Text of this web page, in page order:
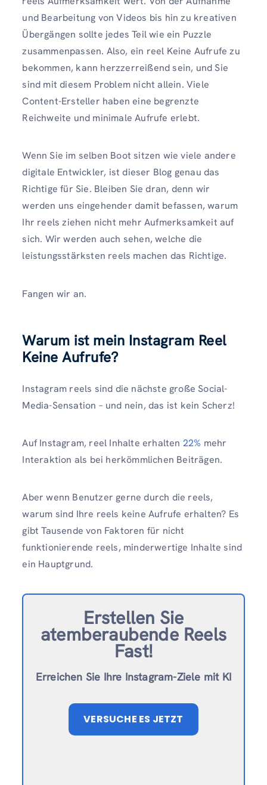
und Bearbeitung von Videos bis hin zu kreativen
Übergängen sollte jedes Teil wie ein Puzzle
zusammenpassen. Also, ein reel Keine Aufrufe zu
bekommen, kann herzzerreißend sein, und Sie
sind mit diesem Problem nicht allein. Viele
Content-Ersteller haben eine begrenzte
Reichweite und minimale Aufrufe erlebt.
Wenn Sie im selben Boot sitzen wie viele andere
digitale Entwickler, ist dieser Blog genau das
Richtige für Sie. Bleiben Sie dran, denn wir
werden uns eingehender damit befassen, warum
Ihr reels ziehen nicht mehr Aufmerksamkeit auf
sich. Wir werden auch sehen, welche die
leistungsstärksten reels machen das Richtige.
Fangen wir an.
Warum ist mein Instagram Reel
Keine Aufrufe?
Instagram reels sind die nächste große Social-
Media-Sensation – und nein, das ist kein Scherz!
Auf Instagram, reel Inhalte erhalten 22% mehr
Interaktion als bei herkömmlichen Beiträgen.
Aber wenn Benutzer gerne durch die reels,
warum sind Ihre reels keine Aufrufe erhalten? Es
gibt Tausende von Faktoren für nicht
funktionierende reels, minderwertige Inhalte sind
ein Hauptgrund.
Erstellen Sie
atemberaubende Reels
Fast!
Erreichen Sie Ihre Instagram-Ziele mit KI
VERSUCHE ES JETZT